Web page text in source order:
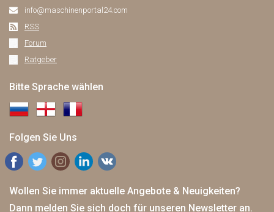
info@maschinenportal24.сom
RSS
Forum
Ratgeber
Bitte Sprache wählen
Folgen Sie Uns
Wollen Sie immer aktuelle Angebote & Neuigkeiten?
Dann melden Sie sich doch für unseren Newsletter an.